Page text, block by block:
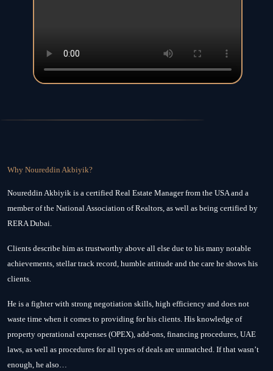
Why Noureddin Akbiyik?
Noureddin Akbiyik is a certified Real Estate Manager from the USA and a
member of the National Association of Realtors, as well as being certified by
RERA Dubai.
Clients describe him as trustworthy above all else due to his many notable
achievements, stellar track record, humble attitude and the care he shows his
clients.
He is a fighter with strong negotiation skills, high efficiency and does not
waste time when it comes to providing for his clients. His knowledge of
property operational expenses (OPEX), add-ons, financing procedures, UAE
laws, as well as procedures for all types of deals are unmatched. If that wasn’t
enough, he also…